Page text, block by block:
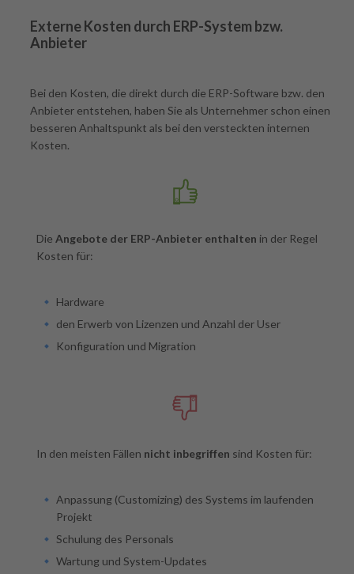
Externe Kosten durch ERP-System bzw.
Anbieter
Bei den Kosten, die direkt durch die ERP-Software bzw. den
Anbieter entstehen, haben Sie als Unternehmer schon einen
besseren Anhaltspunkt als bei den versteckten internen
Kosten.
Die Angebote der ERP-Anbieter enthalten in der Regel
Kosten für:
Hardware
den Erwerb von Lizenzen und Anzahl der User
Konfiguration und Migration
In den meisten Fällen nicht inbegriffen sind Kosten für:
Anpassung (Customizing) des Systems im laufenden
Projekt
Schulung des Personals
Wartung und System-Updates